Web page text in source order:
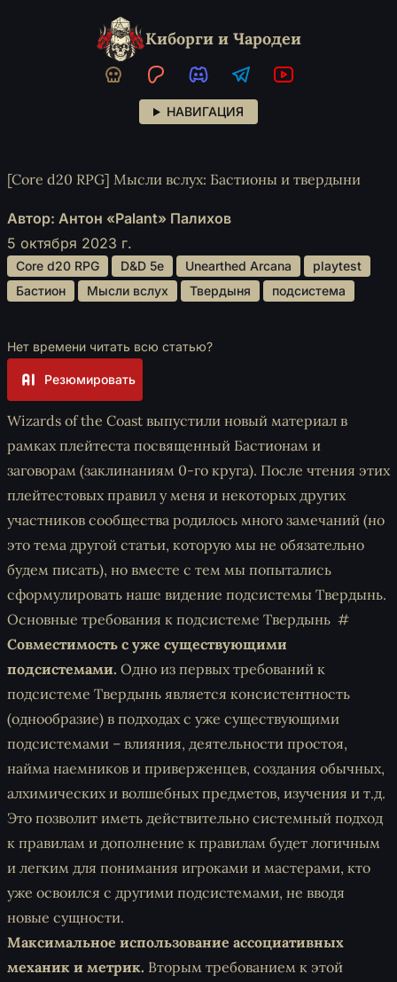
Киборги и Чародеи
НАВИГАЦИЯ
[Core d20 RPG] Мысли вслух: Бастионы и твердыни
Автор: Антон «Palant» Палихов
5 октября 2023 г.
Core d20 RPG D&D 5e Unearthed Arcana
playtest
Бастион
Мысли вслух Твердыня подсистема
Нет времени читать всю статью?
Резюмировать
Wizards of the Coast выпустили новый материал в
рамках плейтеста посвященный Бастионам и
заговорам (заклинаниям 0-го круга). После чтения этих
плейтестовых правил у меня и некоторых других
участников сообщества родилось много замечаний (но
это тема другой статьи, которую мы не обязательно
будем писать), но вместе с тем мы попытались
сформулировать наше видение подсистемы Твердынь.
Основные требования к подсистеме Твердынь
Совместимость с уже существующими
подсистемами. Одно из первых требований к
подсистеме Твердынь является консистентность
(однообразие) в подходах с уже существующими
подсистемами – влияния, деятельности простоя,
найма наемников и приверженцев, создания обычных,
алхимических и волшебных предметов, изучения и т.д.
Это позволит иметь действительно системный подход
к правилам и дополнение к правилам будет логичным
и легким для понимания игроками и мастерами, кто
уже освоился с другими подсистемами, не вводя
новые сущности.
Максимальное использование ассоциативных
механик и метрик. Вторым требованием к этой